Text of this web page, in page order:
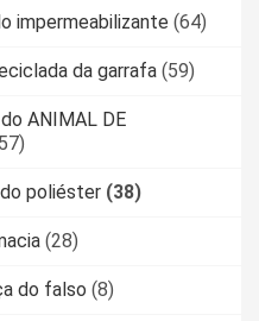
impermeabilizante (64)
da garrafa (59)
ANIMAL DE
poliéster (38)
(28)
do falso (8)